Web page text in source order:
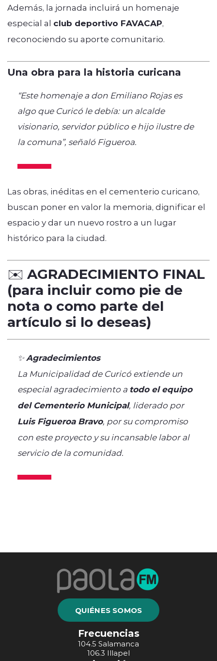
Además, la jornada incluirá un homenaje
especial al club deportivo FAVACAP,
reconociendo su aporte comunitario.
Una obra para la historia curicana
“Este homenaje a don Emiliano Rojas es
algo que Curicó le debía: un alcalde
visionario, servidor público e hijo ilustre de
la comuna”, señaló Figueroa.
Las obras, inéditas en el cementerio curicano,
buscan poner en valor la memoria, dignificar el
espacio y dar un nuevo rostro a un lugar
histórico para la ciudad.
✉️ AGRADECIMIENTO FINAL
(para incluir como pie de
nota o como parte del
artículo si lo deseas)
✨Agradecimientos
La Municipalidad de Curicó extiende un
especial agradecimiento a todo el equipo
del Cementerio Municipal, liderado por
Luis Figueroa Bravo, por su compromiso
con este proyecto y su incansable labor al
servicio de la comunidad.
QUIÉNES SOMOS
Frecuencias
104.5 Salamanca
106.3 Illapel